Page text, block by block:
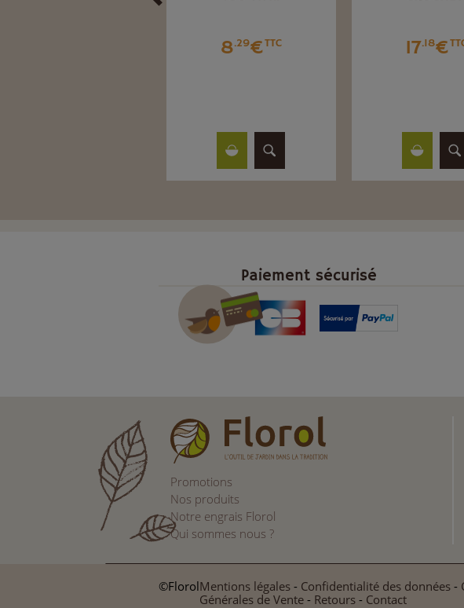
8.29€TTC 17.18€
Paiement sécurisé
Promotions
Nos produits
Notre engrais Florol
Qui sommes nous ?
©FlorolMentions légales - Confidentialité des données -
Générales de Vente- Retours- Contact